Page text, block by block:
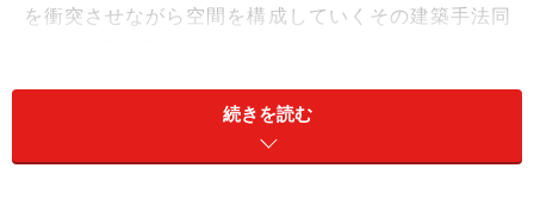
を衝突させながら空間を構成していくその建築手法同
筆者にとって白井建築との出逢いは、六本木から東京タ
続きを読む